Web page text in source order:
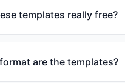
templates really free?
are the templates?